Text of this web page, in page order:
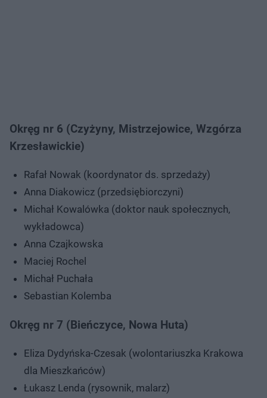
Okręg nr 6 (Czyżyny, Mistrzejowice, Wzgórza
Krzesławickie)
Rafał Nowak (koordynator ds. sprzedaży)
Anna Diakowicz (przedsiębiorczyni)
Michał Kowalówka (doktor nauk społecznych,
wykładowca)
Anna Czajkowska
Maciej Rochel
Michał Puchała
Sebastian Kolemba
Okręg nr 7 (Bieńczyce, Nowa Huta)
Eliza Dydyńska-Czesak (wolontariuszka Krakowa
dla Mieszkańców)
Łukasz Lenda (rysownik, malarz)